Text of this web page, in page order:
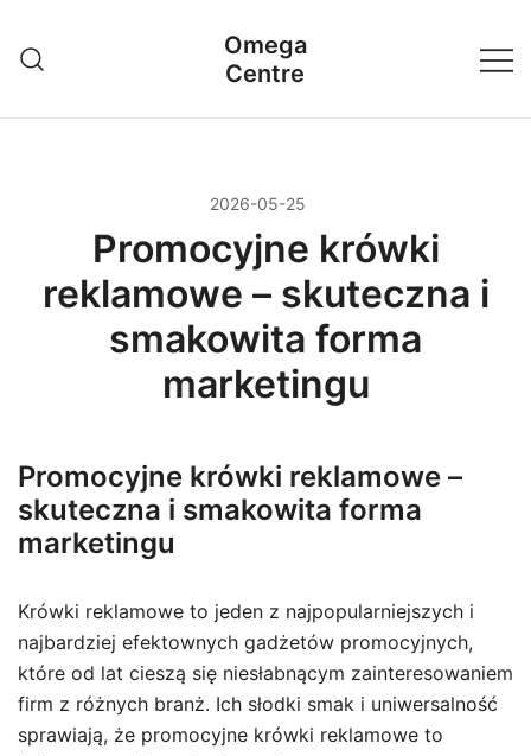
treści
Omega
Centre
2026-05-25
Promocyjne krówki
reklamowe – skuteczna i
smakowita forma
marketingu
Promocyjne krówki reklamowe –
skuteczna i smakowita forma
marketingu
Krówki reklamowe to jeden z najpopularniejszych i
najbardziej efektownych gadżetów promocyjnych,
które od lat cieszą się niesłabnącym zainteresowaniem
firm z różnych branż. Ich słodki smak i uniwersalność
sprawiają, że promocyjne krówki reklamowe to